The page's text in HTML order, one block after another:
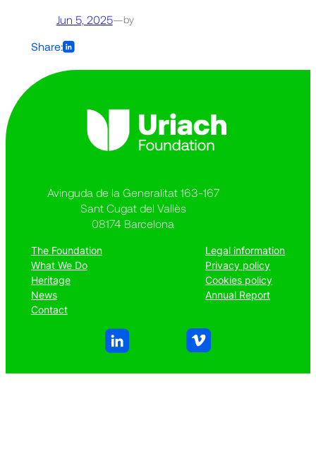
Jun 5, 2025—by
Share:
Avinguda de la Generalitat 163-167
Sant Cugat del Vallès
08174 Barcelona
The Foundation
What We Do
Heritage
News
Contact
Legal information
Privacy policy
Cookies policy
Annual Report